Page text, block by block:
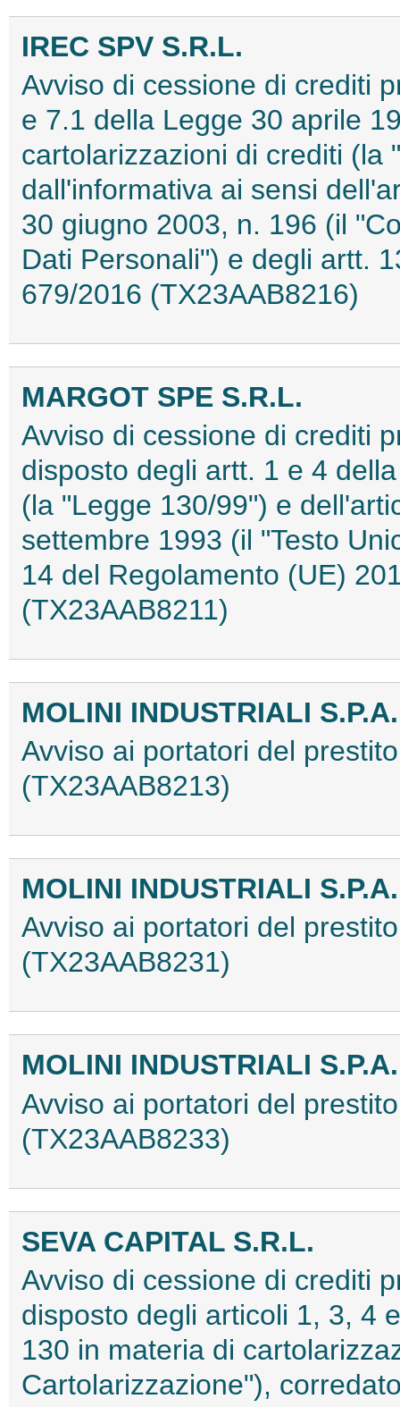
IREC SPV S.R.L.
Avviso di cessione di crediti
e 7.1 della Legge 30 aprile
cartolarizzazioni di crediti (la
dall'informativa ai sensi
30 giugno 2003, n. 196 (il
Dati Personali") e degli artt.
679/2016 (TX23AAB8216)
MARGOT SPE S.R.L.
Avviso di cessione di crediti
disposto degli artt. 1 e 4
(la "Legge 130/99") e
settembre 1993 (il "Testo
14 del Regolamento (UE)
(TX23AAB8211)
MOLINI INDUSTRIALI S.P.A.
Avviso ai portatori del
(TX23AAB8213)
MOLINI INDUSTRIALI S.P.A.
Avviso ai portatori del
(TX23AAB8231)
MOLINI INDUSTRIALI S.P.A.
Avviso ai portatori del
(TX23AAB8233)
SEVA CAPITAL S.R.L.
Avviso di cessione di crediti
disposto degli articoli 1, 3, 4
130 in materia di
Cartolarizzazione"),